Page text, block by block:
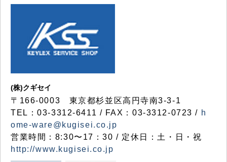
(株)クギセイ
〒166-0003 東京都杉並区高円寺南3-3-1
TEL：03-3312-6411 / FAX：03-3312-0723 / h
ome-ware@kugisei.co.jp
営業時間：8:30〜17：30 / 定休日：土・日・祝
http://www.kugisei.co.jp